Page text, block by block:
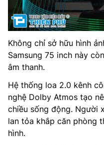
Không chỉ sở hữu hình
Samsung 75 inch này
âm thanh.
Hệ thống loa 2.0 kênh
nghệ Dolby Atmos tạo
chiều sống động. Người
lan tỏa khắp căn phòng
hình.